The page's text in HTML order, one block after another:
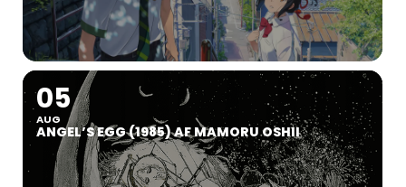
05
AUG
ANGEL’S EGG (1985) AF MAMORU OSHII